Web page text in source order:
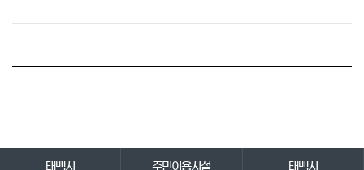
태백시 주민이용시설 태백시